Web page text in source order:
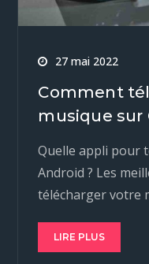
27 mai 2022
Comment
musique sur
Quelle appli pour
Android ? Les
télécharger votre
LIRE PLUS